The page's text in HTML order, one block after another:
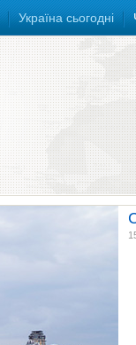
Україна сьогодні